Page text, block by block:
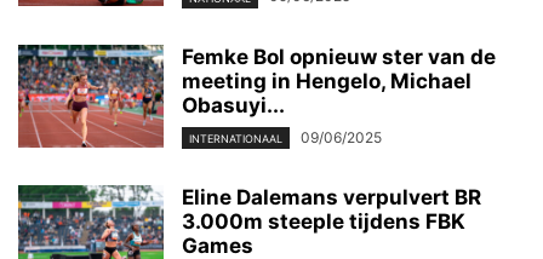
Femke Bol opnieuw ster van de
meeting in Hengelo, Michael
Obasuyi...
INTERNATIONAAL 09/06/2025
Eline Dalemans verpulvert BR
3.000m steeple tijdens FBK
Games